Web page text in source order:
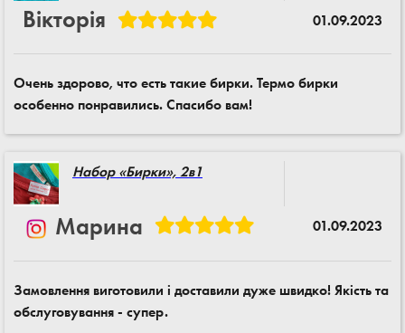
Вiкторiя 01.09.2023
Очень здорово, что есть такие бирки. Термо бирки
особенно понравились. Спасибо вам!
Набор «Бирки», 2в1
Марина 01.09.2023
Замовлення виготовили і доставили дуже швидко! Якість та
обслуговування - супер.